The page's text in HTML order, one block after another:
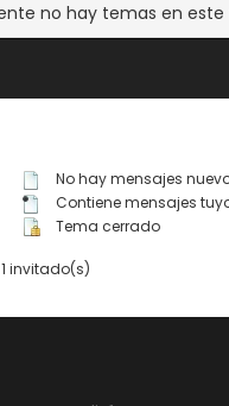
no hay temas en
No hay mensajes
Contiene mensajes
Tema cerrado
invitado(s)